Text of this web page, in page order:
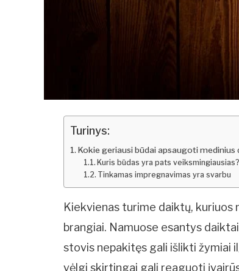
Turinys:
Kokie geriausi būdai apsaugoti medinius
Kuris būdas yra pats veiksmingiausias?
Tinkamas impregnavimas yra svarbu
Kiekvienas turime daiktų, kuriuos
brangiai. Namuose esantys
stovis nepakitęs gali išlikti žymiai
vėlgi skirtingai gali reaguoti